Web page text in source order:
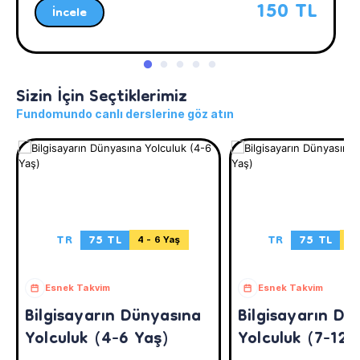
İncele 150 TL
Sizin İçin Seçtiklerimiz
Fundomundo canlı derslerine göz atın
TR 75 TL 4 - 6 Yaş
Esnek Takvim
Bilgisayarın Dünyasına
Yolculuk (4-6 Yaş)
TR 75 TL
Esnek Takvim
Bilgisayarın
Yolculuk (7-12